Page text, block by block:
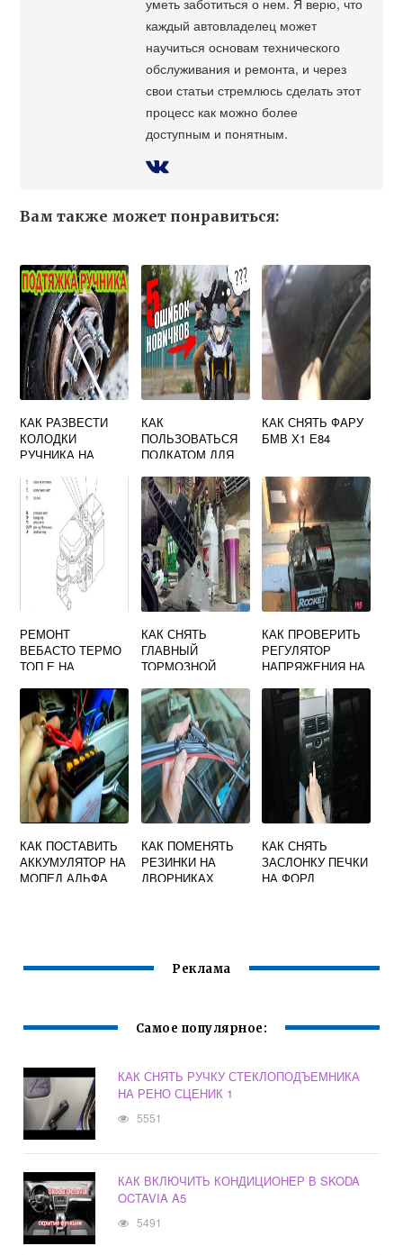
каждый автовладелец может
научиться основам технического
обслуживания и ремонта, и через
свои статьи стремлюсь сделать этот
процесс как можно более
доступным и понятным.
Вам также может понравиться:
КАК РАЗВЕСТИ
КОЛОДКИ
РУЧНИКА НА
КАК
ПОЛЬЗОВАТЬСЯ
ПОДКАТОМ ДЛЯ
КАК СНЯТЬ ФАРУ
БМВ Х1 Е84
РЕМОНТ
ВЕБАСТО ТЕРМО
ТОП Е НА
GOLF
КАК СНЯТЬ
ГЛАВНЫЙ
ТОРМОЗНОЙ
ФОКУС 2
КАК ПРОВЕРИТЬ
РЕГУЛЯТОР
НАПРЯЖЕНИЯ НА
КАК ПОСТАВИТЬ
АККУМУЛЯТОР НА
МОПЕД АЛЬФА
КАК ПОМЕНЯТЬ
РЕЗИНКИ НА
ДВОРНИКАХ
КАК СНЯТЬ
ЗАСЛОНКУ ПЕЧКИ
НА ФОРД
Реклама
Самое популярное:
КАК СНЯТЬ РУЧКУ СТЕКЛОПОДЪЕМНИКА
НА РЕНО СЦЕНИК 1
5551
КАК ВКЛЮЧИТЬ КОНДИЦИОНЕР В SKODA
OCTAVIA A5
5491